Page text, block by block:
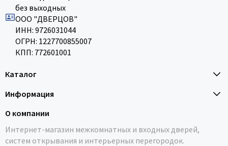
без выходных
ООО "ДВЕРЦОВ"
ИНН: 9726031044
ОГРН: 1227700855007
КПП: 772601001
Каталог
Информация
О компании
Интернет-магазин межкомнатных и входных дверей,
систем открывания и интерьерных перегородок.